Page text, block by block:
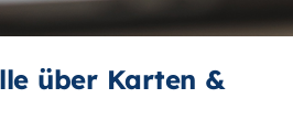
über Karten &